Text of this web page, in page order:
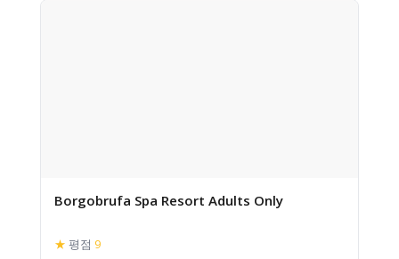
Borgobrufa Spa Resort Adults Only
★ 평점 9